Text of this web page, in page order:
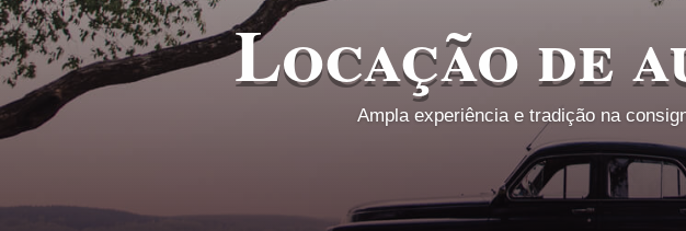
Locação de
Ampla experiência e tradição na